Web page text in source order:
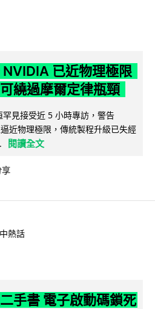
已近物理極限
繞過摩爾定律瓶頸
見接受近 5 小時專訪，警告
近物理極限，傳統製程升級已失經
閱讀全文
熱話
手書 電子啟動碼鎖死